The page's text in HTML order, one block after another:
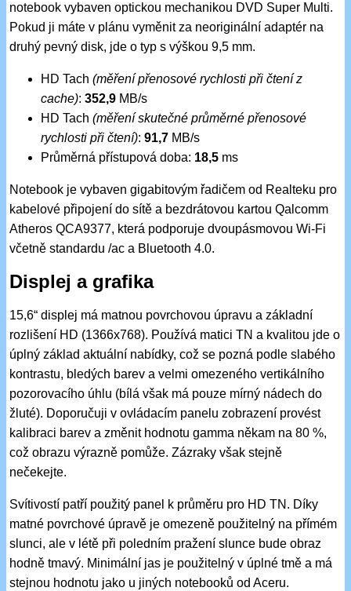
notebook vybaven optickou mechanikou DVD Super Multi.
Pokud ji máte v plánu vyměnit za neoriginální adaptér na
druhý pevný disk, jde o typ s výškou 9,5 mm.
HD Tach(měření přenosové rychlosti při čtení z
cache):352,9 MB/s
HD Tach(měření skutečné průměrné přenosové
rychlosti při čtení):91,7 MB/s
Průměrná přístupová doba: 18,5 ms
Notebook je vybaven gigabitovým řadičem od Realteku pro
kabelové připojení do sítě a bezdrátovou kartou Qalcomm
Atheros QCA9377, která podporuje dvoupásmovou Wi-Fi
včetně standardu /ac a Bluetooth 4.0.
Displej a grafika
15,6“ displej má matnou povrchovou úpravu a základní
rozlišení HD (1366x768). Používá matici TN a kvalitou jde o
úplný základ aktuální nabídky, což se pozná podle slabého
kontrastu, bledých barev a velmi omezeného vertikálního
pozorovacího úhlu (bílá však má pouze mírný nádech do
žluté). Doporučuji v ovládacím panelu zobrazení provést
kalibraci barev a změnit hodnotu gamma někam na 80 %,
což obrazu výrazně pomůže. Zázraky však stejně
nečekejte.
Svítivostí patří použitý panel k průměru pro HD TN. Díky
matné povrchové úpravě je omezeně použitelný na přímém
slunci, ale v létě při poledním pražení slunce bude obraz
hodně tmavý. Minimální jas je použitelný v úplné tmě a má
stejnou hodnotu jako u jiných notebooků od Aceru.